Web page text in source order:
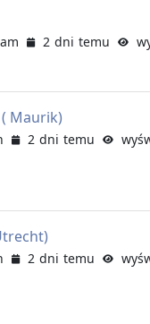
2 dni temu
Maurik)
2 dni temu
2 dni temu